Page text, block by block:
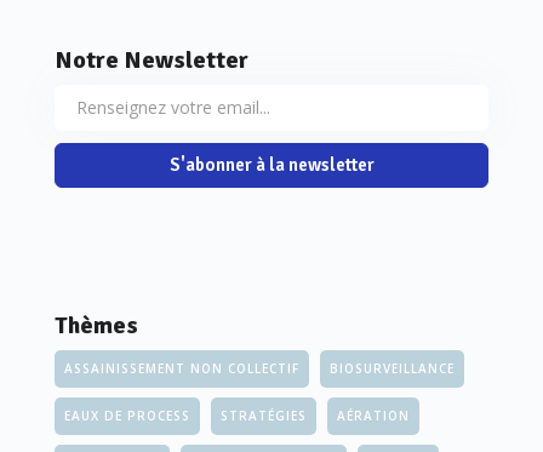
Notre Newsletter
S'abonner à la newsletter
Thèmes
ASSAINISSEMENT NON COLLECTIF BIOSURVEILLANCE
EAUX DE PROCESS STRATÉGIES AÉRATION